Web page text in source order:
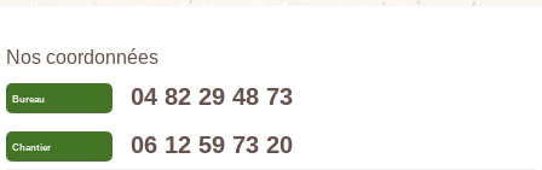
Nos coordonnées
Bureau 04 82 29 48 73
Chantier 06 12 59 73 20